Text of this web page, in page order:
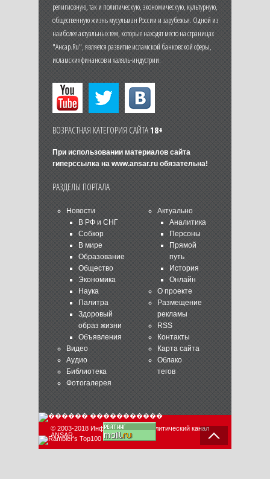
религиозную, так и политическую, экономическую, культурную,
общественную жизнь мусульман России и зарубежья. Одной из
наиболее актуальных тем, которые находят место на страницах
"Ансар.Ru", является развитие исламской банковской сферы,
исламских финансов и халяль-индустрии.
ВОЗРАСТНАЯ КАТЕГОРИЯ САЙТА18+
При использовании материалов сайта
гиперссылка на www.ansar.ruобязательна!
РАЗДЕЛЫ ПОРТАЛА
Новости
В РФ и СНГ
Собкор
В мире
Образование
Общество
Экономика
Наука
Палитра
Здоровый
образ жизни
Объявления
Видео
Аудио
Библиотека
Фотогалерея
Актуально
Аналитика
Персоны
Прямой
путь
История
Онлайн
О проекте
Размещение
рекламы
RSS
Контакты
Карта сайта
Облако
тегов
© 2003-2018 Информационно-аналитический канал
ANSAR